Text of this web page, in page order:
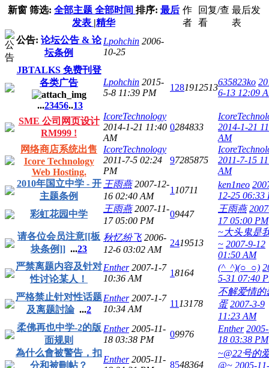
新窗 筛选: 全部主题 全部时间 排序: 最后
发表 |精华
作
者
回复/查
看
最后发
表
公告: 论坛公告 & 论
坛条例
Lpohchin 2006-
10-25
JBTALKS 免费刊登
各类广告
...23456..13
Lpohchin 2015-
5-8 11:39 PM
1281912513
635823ko
6-13 12:09
SME 公司网页设计
RM999 !
IcoreTechnology
2014-1-21 11:40
AM
0284833
2014-1-21
AM
网络商店系统出售
Icore Technology
Web Hosting.
IcoreTechnology
2011-7-5 02:24
PM
97285875
2011-7-15
AM
2010年国立中学 - 开
主题条例
王雨燕 2007-12-
16 02:40 AM
1 10711
ken1neo
12-25 06:33
彩虹花园中学
王雨燕 2007-11-
17 05:00 PM
09447
王雨燕
17 05:00 PM
请各位会员注意[[板
块条例]] ...23
秋忆纷飞 2006-
12-6 03:02 AM
2419513
~大头鬼是
~ 2007-9-12
01:50 AM
严禁离题内容及针对
性讨论某人！
Enther 2007-1-7
10:36 AM
18164
(^_^)(○_○)
5-31 07:40
严格禁止针对性话题
及离题討論 ...2
Enther 2007-1-7
10:34 AM
11 13178
不解爱情的
蛋 2007-3-9
11:23 AM
柔佛再也中学-2的版
面规则
Enther 2005-11-
18 03:38 PM
09976
Enther
18 03:38 PM
為什么會被警告，扣
分和被刪帖？
Enther 2005-11-
8548364
~@22号的
@~ 2005-